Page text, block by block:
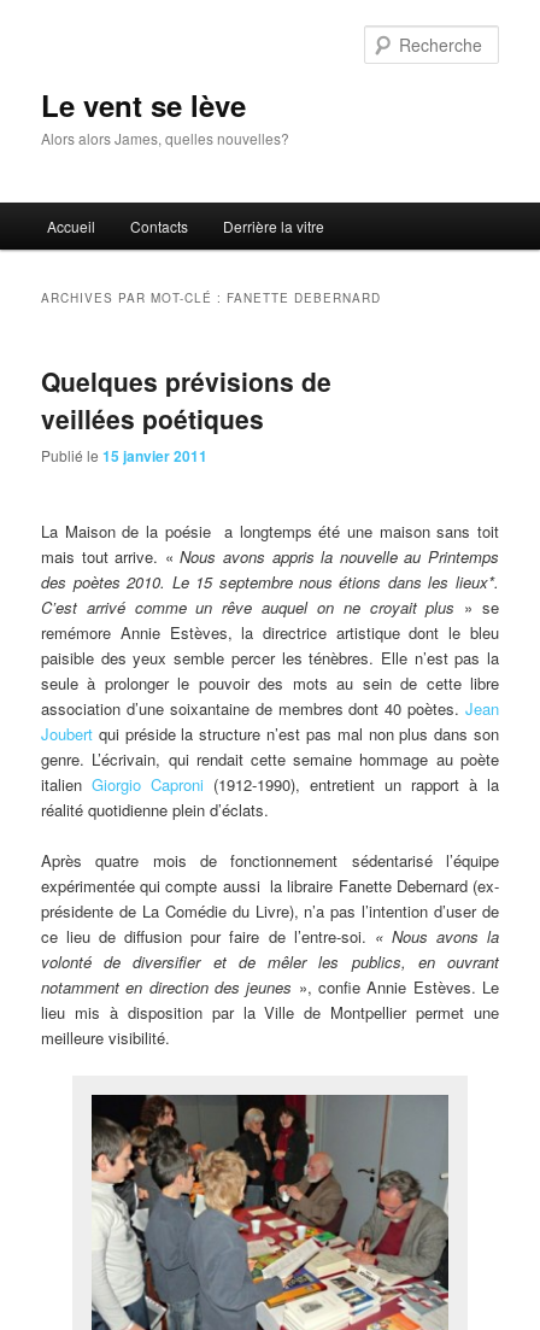
Le vent se lève
Alors alors James, quelles nouvelles?
principal
Accueil Contacts Derrière la vitre
ARCHIVES PAR MOT-CLÉ : FANETTE DEBERNARD
Quelques prévisions de
veillées poétiques
Publié le15 janvier 2011
La Maison de la poésie a longtemps été une maison sans toit
mais tout arrive. «Nous avons appris la nouvelle au Printemps
des poètes 2010. Le 15 septembre nous étions dans les lieux*.
C’est arrivé comme un rêve auquel on ne croyait plus » se
remémore Annie Estèves, la directrice artistique dont le bleu
paisible des yeux semble percer les ténèbres. Elle n’est pas la
seule à prolonger le pouvoir des mots au sein de cette libre
association d’une soixantaine de membres dont 40 poètes. Jean
Joubert qui préside la structure n’est pas mal non plus dans son
genre. L’écrivain, qui rendait cette semaine hommage au poète
italienGiorgio Caproni (1912-1990), entretient un rapport à la
réalité quotidienne plein d’éclats.
Après quatre mois de fonctionnement sédentarisé l’équipe
expérimentée qui compte aussi la libraire Fanette Debernard (ex-
présidente de La Comédie du Livre), n’a pas l’intention d’user de
ce lieu de diffusion pour faire de l’entre-soi. « Nous avons la
volonté de diversifier et de mêler les publics, en ouvrant
notamment en direction des jeunes », confie Annie Estèves. Le
lieu mis à disposition par la Ville de Montpellier permet une
meilleure visibilité.